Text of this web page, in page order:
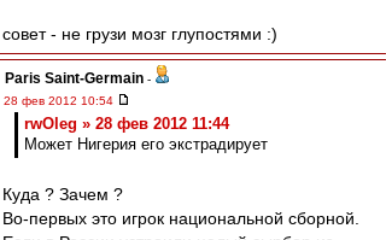
совет - не грузи мозг глупостями :)
Paris Saint-Germain -
28 фев 2012 10:54
rwOleg » 28 фев 2012 11:44
Может Нигерия его экстрадирует
Куда ? Зачем ?
Во-первых это игрок национальной сборной.